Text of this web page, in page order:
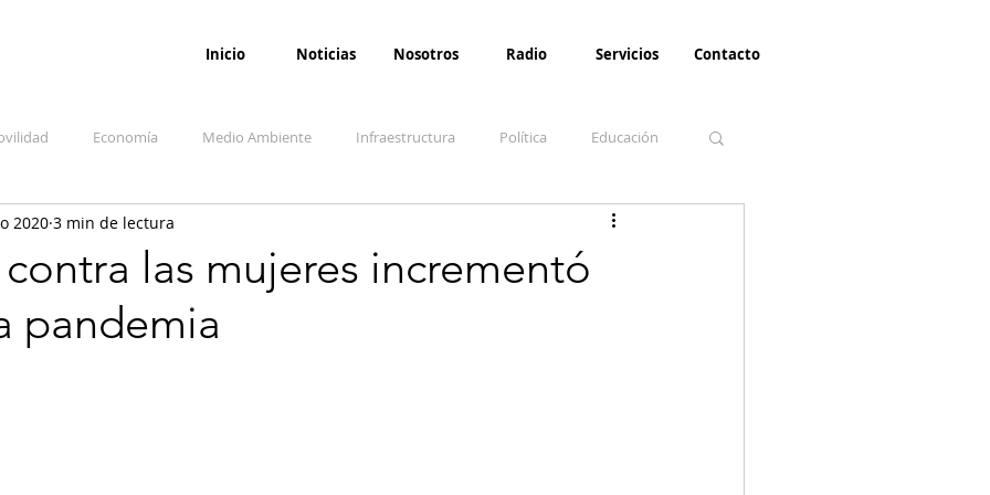
Inicio Noticias Nosotros Radio Servicios Contacto
Economía Medio Ambiente Infraestructura Política Educación
Salud Opinión Paz
y sociedad Denuncia Ciudadana
las mujeres incrementó
pandemia
2020 3 min de lectura